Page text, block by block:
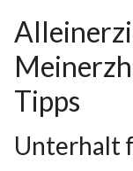
Tipps
Unterhalt